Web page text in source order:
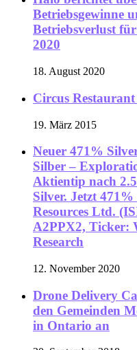
Betriebsgewinne
Betriebsverlust
2020
18. August 2020
Circus
19. März 2015
Neuer 471%
Silber –
Aktientip nach
Silver. Jetzt
Resources Ltd.
A2PPX2, Ticker:
Research
12. November 2020
Drone Delivery
den Gemeinden
in Ontario an